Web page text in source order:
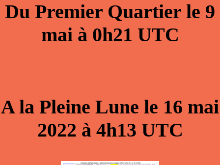
Du Premier Quartier le 9
maià 0h21 UTC
A la Pleine Lune le 16 mai
2022 à 4h13 UTC